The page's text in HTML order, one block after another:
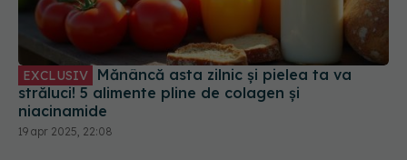
EXCLUSIV Mănâncă asta zilnic și pielea ta va
străluci! 5 alimente pline de colagen și
niacinamide
19 apr 2025, 22:08